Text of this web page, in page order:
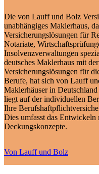
Die von Lauff und Bolz
unabhängiges Maklerhaus,
Versicherungslösungen für
Notariate,
Insolvenzverwaltungen
deutsches Maklerhaus mit
Versicherungslösungen für
Berufe, hat sich von Lauff
Maklerhäuser in
liegt auf der individuellen
Ihre
Dies umfasst das Entwickeln
Deckungskonzepte.
Von Lauff und Bolz